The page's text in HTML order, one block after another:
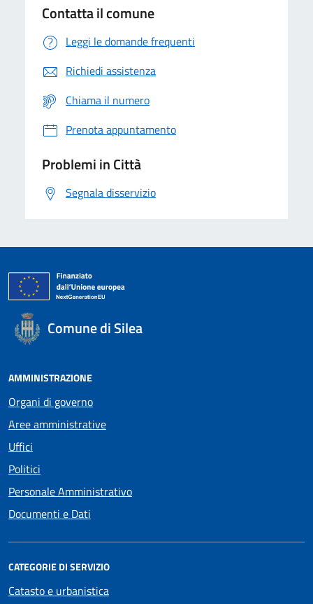
Contatta il comune
Leggi le domande frequenti
Richiedi assistenza
Chiama il numero
Prenota appuntamento
Problemi in Città
Segnala disservizio
Comune di Silea
AMMINISTRAZIONE
Organi di governo
Aree amministrative
Uffici
Politici
Personale Amministrativo
Documenti e Dati
CATEGORIE DI SERVIZIO
Catasto e urbanistica